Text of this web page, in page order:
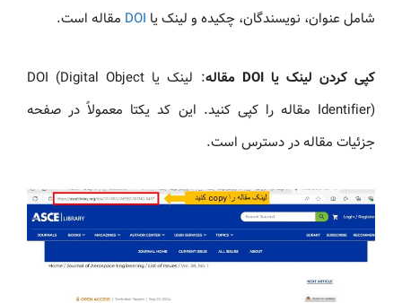
شامل عنوان، نویسندگان، چکیده و لینک یا DOI مقاله است.
کپی کردن لینک یا DOI مقاله
: لینک یا DOI (Digital Object
Identifier) مقاله را کپی کنید. این کد یکتا معمولاً در صفحه
جزئیات مقاله در دسترس است.